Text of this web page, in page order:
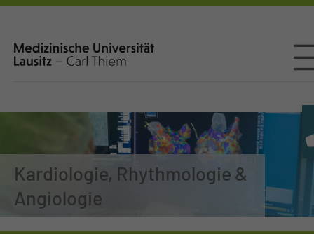
Kardiologie, Rhythmologie &
Angiologie